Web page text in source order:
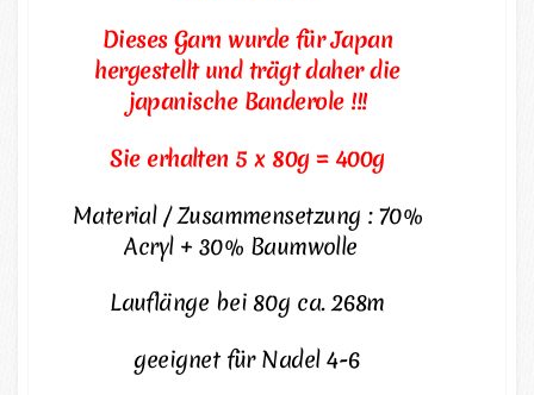
Dieses Garn wurde für Japan
hergestellt und trägt daher die
japanische Banderole !!!
Sie erhalten 5 x 80g = 400g
Material / Zusammensetzung : 70%
Acryl + 30% Baumwolle
Lauflänge bei 80g ca. 268m
geeignet für Nadel 4-6